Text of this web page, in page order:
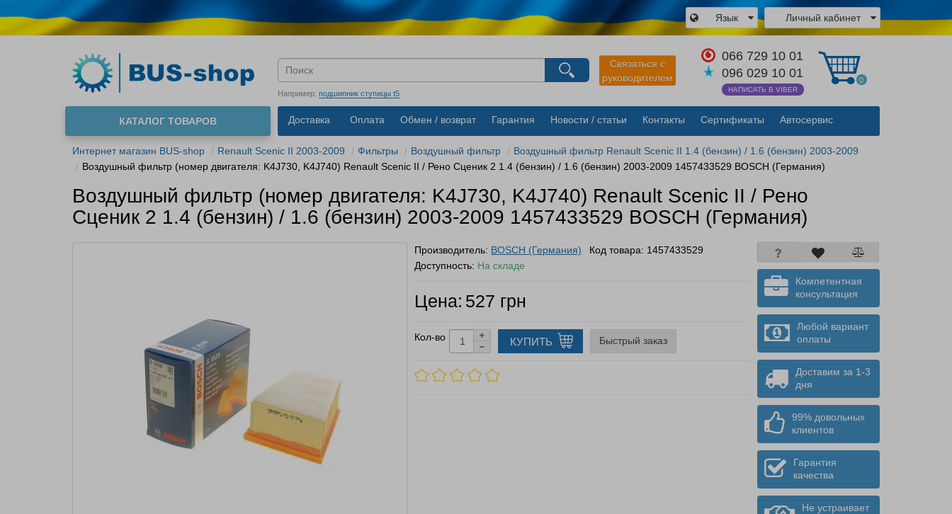
Личный кабинет
Язык
Связаться с
руководителем
066 729 10 01
096 029 10 01
НАПИСАТЬ В VIBER
0
Например: подшипник ступицы t5
Доставка Оплата Обмен / возврат Гарантия Новости / статьи Контакты Сертификаты Автосервис
О нас
КАТАЛОГ ТОВАРОВ
Интернет магазин BUS-shop Renault Scenic II 2003-2009 Фильтры Воздушный фильтр
Воздушный фильтр Renault Scenic II 1.4 (бензин) / 1.6 (бензин) 2003-2009
Воздушный фильтр (номер двигателя: K4J730, K4J740) Renault Scenic II / Рено Сценик 2 1.4 (бензин) / 1.6 (бензин) 2003-2009 1457433529 BOSCH (Германия)
×
Закрыть
Воздушный фильтр (номер двигателя: K4J730, K4J740) Renault Scenic II / Рено
Сценик 2 1.4 (бензин) / 1.6 (бензин) 2003-2009 1457433529 BOSCH (Германия)
Производитель: BOSCH (Германия) Код товара: 1457433529
Доступность: На складе
Цена: 527 грн
Кол-во КУПИТЬ Быстрый заказ
Компетентная
консультация
Любой вариант
оплаты
Доставим за 1-3
дня
99% довольных
клиентов
Гарантия
качества
Не устраивает